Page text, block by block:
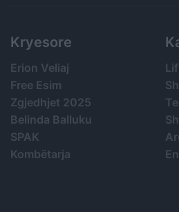
Kryesore
Erion Veliaj
Free Esim
Zgjedhjet 2025
Belinda Balluku
SPAK
Kombëtarja